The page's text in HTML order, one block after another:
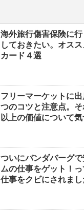
海外旅行傷害保険に
しておきたい。オス
カード４選
フリーマーケットに
つのコツと注意点。
以上の価値について気
ついにバンダバーグ
ムの仕事をゲット！
仕事をクビにされまし